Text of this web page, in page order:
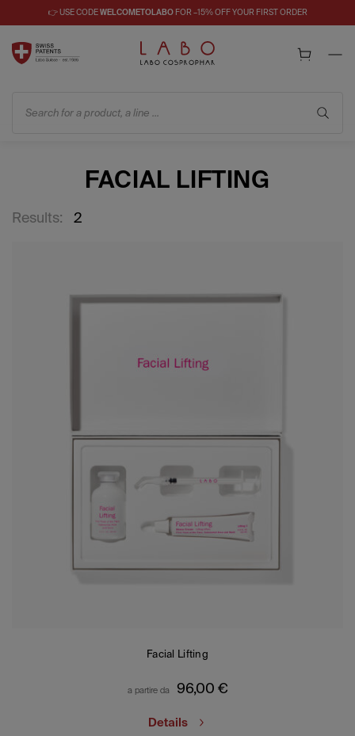
👉 USE CODEWELCOMETOLABOFOR –15% OFF YOUR FIRST ORDER
Search for a product, a line ...
FACIAL LIFTING
Results: 2
Facial Lifting
a partire da 96,00 €
Details